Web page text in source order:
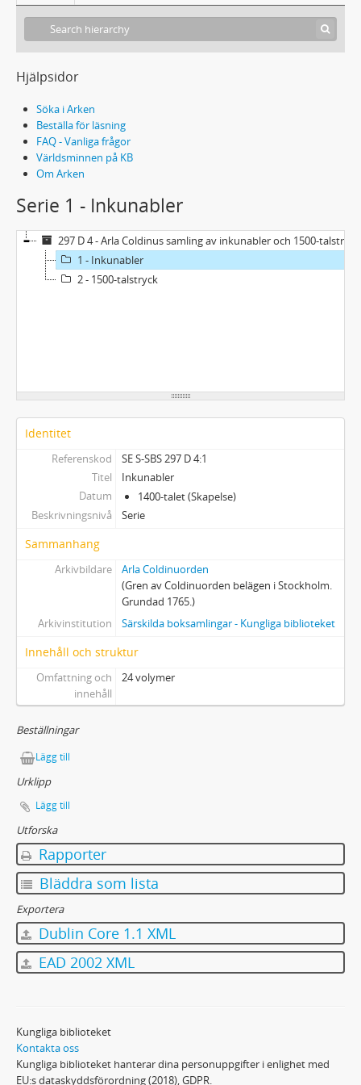
Hjälpsidor
Söka i Arken
Beställa för läsning
FAQ - Vanliga frågor
Världsminnen på KB
Om Arken
Serie 1 - Inkunabler
297 D 4 - Arla Coldinus samling av inkunabler och 1500-talstryck
1 - Inkunabler
2 - 1500-talstryck
Identitet
Referenskod
SE S-SBS 297 D 4:1
Titel
Inkunabler
Datum
1400-talet (Skapelse)
Beskrivningsnivå
Serie
Sammanhang
Arkivbildare
Arla Coldinuorden
(Gren av Coldinuorden belägen i Stockholm.
Grundad 1765.)
Arkivinstitution
Särskilda boksamlingar - Kungliga biblioteket
Innehåll och struktur
Omfattning och
innehåll
24 volymer
Beställningar
Lägg till
Urklipp
Lägg till
Utforska
Rapporter
Bläddra som lista
Exportera
Dublin Core 1.1 XML
EAD 2002 XML
Kungliga biblioteket
Kontakta oss
Kungliga biblioteket hanterar dina personuppgifter i enlighet med
EU:s dataskyddsförordning (2018), GDPR.